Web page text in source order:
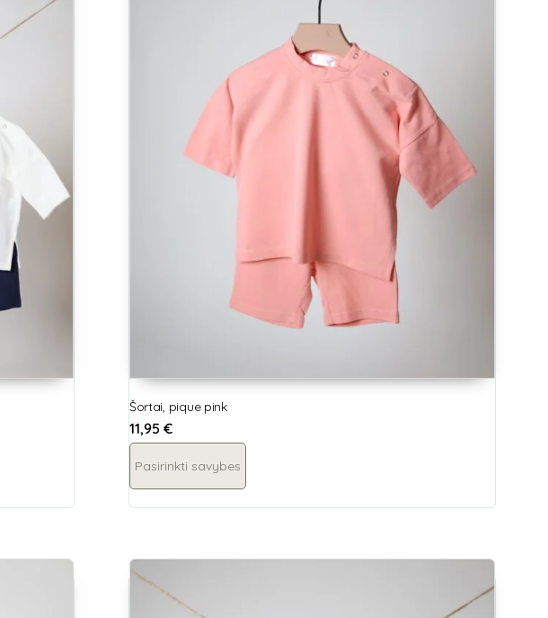
Šortai, pique pink
11,95 €
Pasirinkti savybes